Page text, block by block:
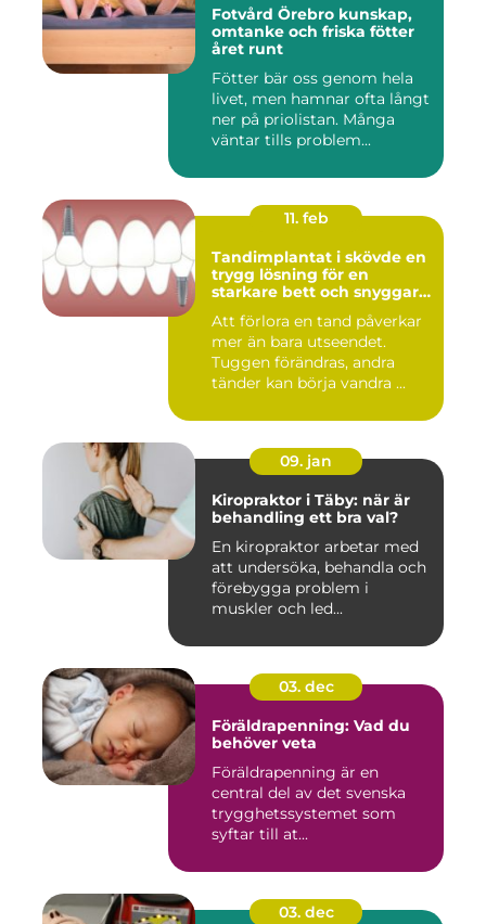
Fotvård Örebro kunskap,
omtanke och friska fötter
året runt
Fötter bär oss genom hela
livet, men hamnar ofta långt
ner på priolistan. Många
väntar tills problem...
11. feb
Tandimplantat i skövde en
trygg lösning för en
starkare bett och snyggare
Att förlora en tand påverkar
mer än bara utseendet.
Tuggen förändras, andra
tänder kan börja vandra ...
09. jan
Kiropraktor i Täby: när är
behandling ett bra val?
En kiropraktor arbetar med
att undersöka, behandla och
förebygga problem i
muskler och led...
03. dec
Föräldrapenning: Vad du
behöver veta
Föräldrapenning är en
central del av det svenska
trygghetssystemet som
syftar till at...
03. dec